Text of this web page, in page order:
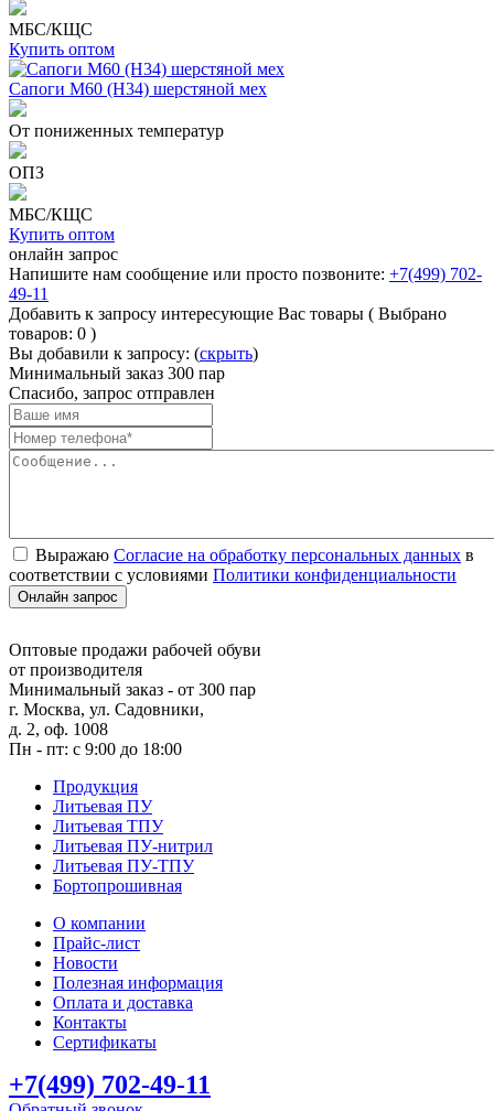
МБС/КЩС
Купить оптом
Сапоги М60 (Н34) шерстяной мех
От пониженных температур
ОПЗ
МБС/КЩС
Купить оптом
онлайн запрос
Напишите нам сообщение или просто позвоните: +7(499) 702-
49-11
Добавить к запросу интересующие Вас товары ( Выбрано
товаров: 0 )
Вы добавили к запросу: (скрыть)
Минимальный заказ 300 пар
Спасибо, запрос отправлен
Выражаю Согласие на обработку персональных данных в
соответствии с условиями Политики конфиденциальности
Оптовые продажи рабочей обуви
от производителя
Минимальный заказ - от 300 пар
г. Москва, ул. Садовники,
д. 2, оф. 1008
Пн - пт: с 9:00 до 18:00
Продукция
Литьевая ПУ
Литьевая ТПУ
Литьевая ПУ-нитрил
Литьевая ПУ-ТПУ
Бортопрошивная
О компании
Прайс-лист
Новости
Полезная информация
Оплата и доставка
Контакты
Сертификаты
+7(499) 702-49-11